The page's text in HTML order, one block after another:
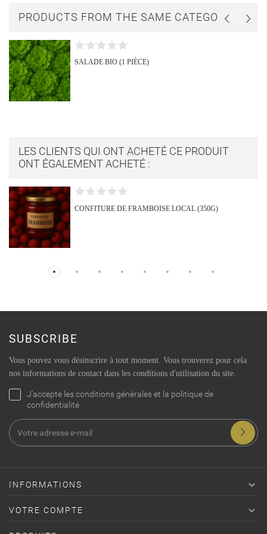
PRODUCTS FROM THE SAME CATEGORY
SALADE BIO (1 PIÈCE)
LES CLIENTS QUI ONT ACHETÉ CE PRODUIT
ONT ÉGALEMENT ACHETÉ :
CONFITURE DE FRAMBOISE LOCAL (350G)
SUBSCRIBE
Vous pouvez vous désinscrire à tout moment. Vous trouverez pour cela
nos informations de contact dans les conditions d'utilisation du site.
J'accepte les conditions générales et la politique de
confidentialité
INFORMATIONS 
VOTRE COMPTE 